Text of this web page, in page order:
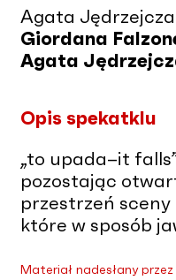
Agata
Giordana
Agata
Opis spekatklu
„to upada–it
pozostając
przestrzeń
które w sposób
Materiał nadesłany